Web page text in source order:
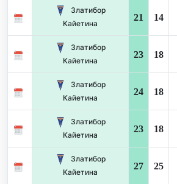
Златибор
Кайетина
21 14
Златибор
Кайетина
23 18
Златибор
Кайетина
24 18
Златибор
Кайетина
23 18
Златибор
Кайетина
27 25